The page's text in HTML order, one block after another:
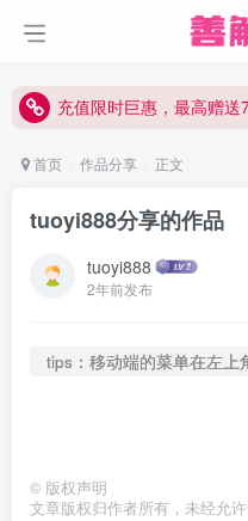
充值限时巨惠，最高赠送
首页 作品分享 正文
tuoyi888分享的作品
tuoyi888
2年前发布
tips：移动端的菜单在左上
© 版权声明
文章版权归作者所有，未经允许